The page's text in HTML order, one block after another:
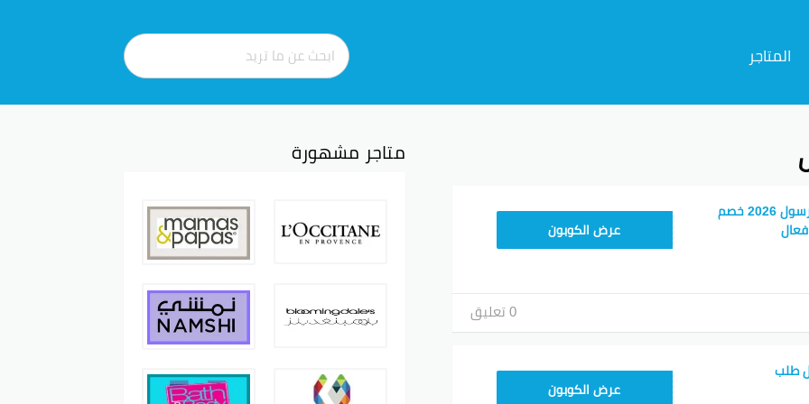
المتاجر
احدث كوبون خصم مرسول 2026 خصم
9637E048عرض الكوبون
0 تعليق
طلب
9637E048عرض الكوبون
متاجر مشهورة